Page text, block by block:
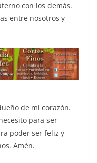
con los demás.
entre nosotros y
de mi corazón.
para ser
poder ser feliz y
Amén.